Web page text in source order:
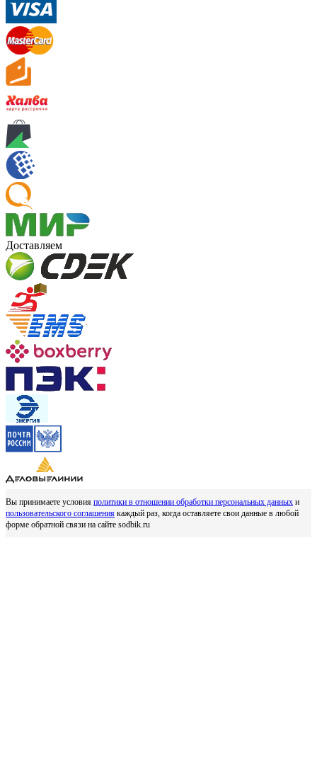
Доставляем
Вы принимаете условия политики в отношении обработки персональных данных и
пользовательского соглашения каждый раз, когда оставляете свои данные в любой
форме обратной связи на сайте sodbik.ru